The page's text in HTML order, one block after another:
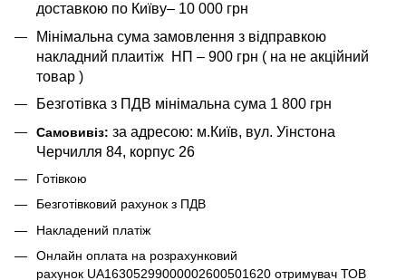
доставкою по Київу– 10 000 грн
Мінімальна сума замовлення з відправкою
накладний плаитіж НП – 900 грн ( на не акційний
товар )
Безготівка з ПДВ мінімальна сума 1 800 грн
Самовивіз: за адресою: м.Київ, вул. Уінстона
Черчилля 84, корпус 26
Готівкою
Безготівковий рахунок з ПДВ
Накладений платіж
Онлайн оплата на розрахунковий
рахунок UA16305299000002600501620 отримувач ТОВ